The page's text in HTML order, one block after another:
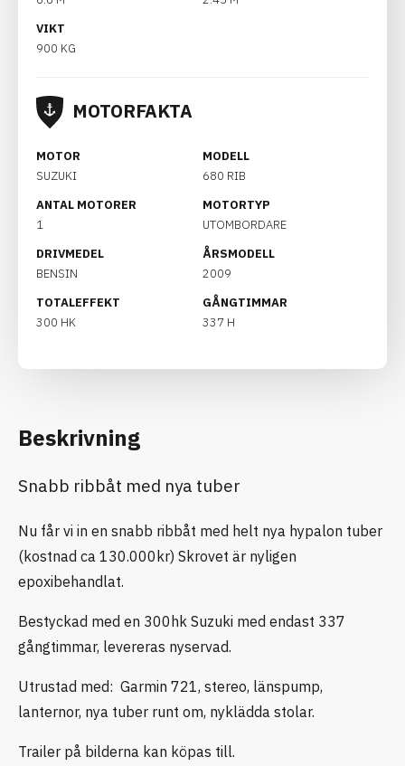
VIKT
900 KG
MOTORFAKTA
MOTOR
SUZUKI
MODELL
680 RIB
ANTAL MOTORER
1
MOTORTYP
UTOMBORDARE
DRIVMEDEL
BENSIN
ÅRSMODELL
2009
TOTALEFFEKT
300 HK
GÅNGTIMMAR
337 H
Beskrivning
Snabb ribbåt med nya tuber
Nu får vi in en snabb ribbåt med helt nya hypalon tuber
(kostnad ca 130.000kr) Skrovet är nyligen
epoxibehandlat.
Bestyckad med en 300hk Suzuki med endast 337
gångtimmar, levereras nyservad.
Utrustad med: Garmin 721, stereo, länspump,
lanternor, nya tuber runt om, nyklädda stolar.
Trailer på bilderna kan köpas till.